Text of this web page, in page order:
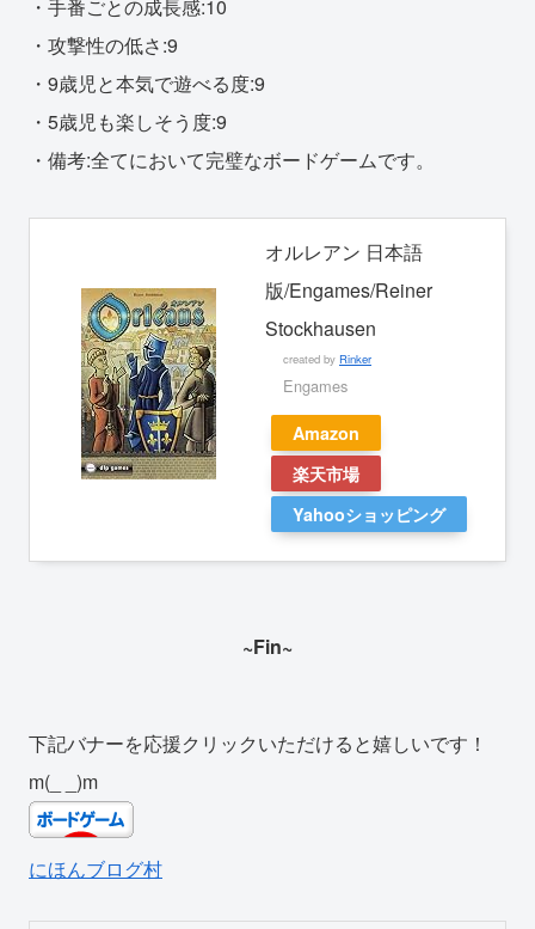
・手番ごとの成長感:10
・攻撃性の低さ:9
・9歳児と本気で遊べる度:9
・5歳児も楽しそう度:9
・備考:全てにおいて完璧なボードゲームです。
オルレアン 日本語
版/Engames/Reiner
Stockhausen
created by Rinker
Engames
Amazon
楽天市場
Yahooショッピング
~Fin~
下記バナーを応援クリックいただけると嬉しいです！
m(_ _)m
にほんブログ村